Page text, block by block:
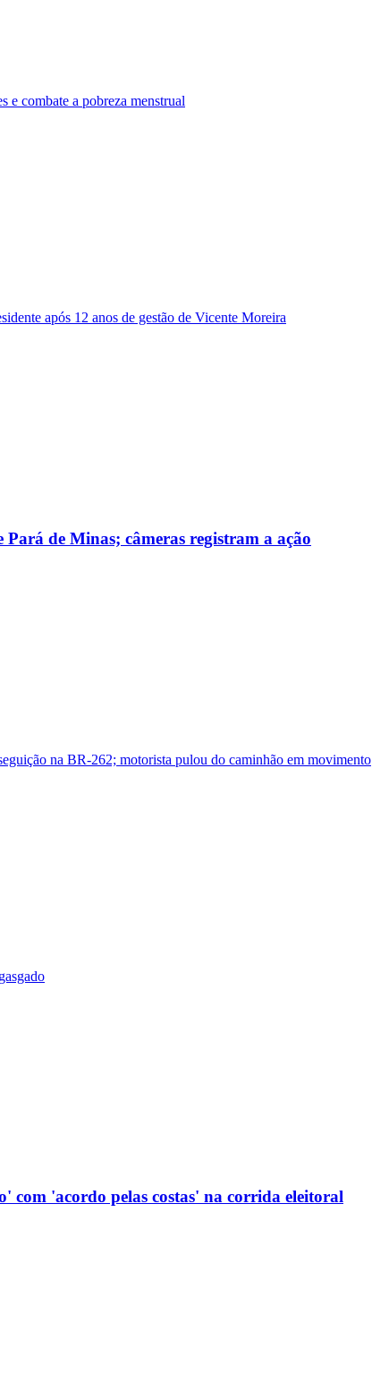
e combate a pobreza menstrual
após 12 anos de gestão de Vicente Moreira
de Minas; câmeras registram a ação
na BR-262; motorista pulou do caminhão em movimento
com 'acordo pelas costas' na corrida eleitoral